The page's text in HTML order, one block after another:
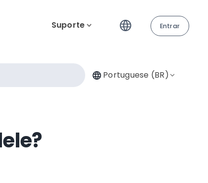
Suporte Entrar
Portuguese (BR)